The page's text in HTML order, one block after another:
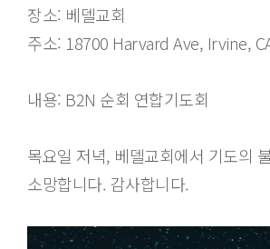
장소: 베델교회
주소: 18700 Harvard Ave, Irvine,
내용: B2N 순회 연합기도회
목요일 저녁, 베델교회에서 기도의
소망합니다. 감사합니다.